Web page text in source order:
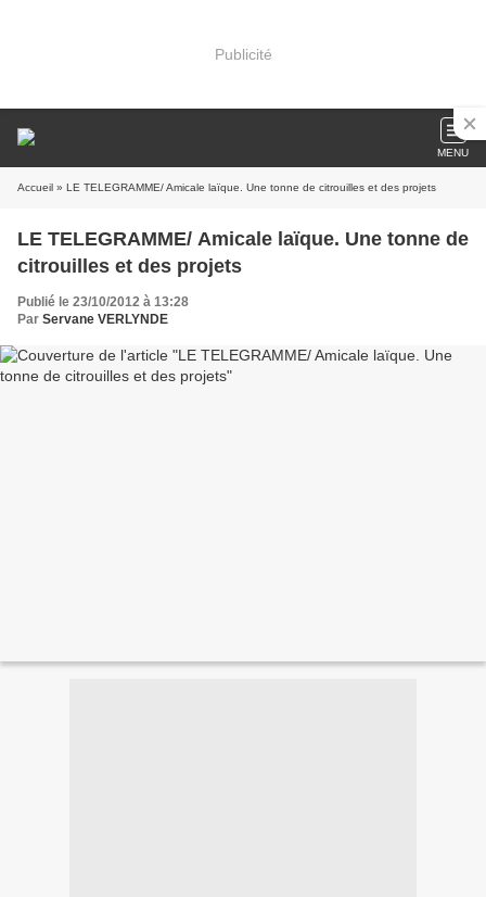
Publicité
MENU
Accueil » LE TELEGRAMME/ Amicale laïque. Une tonne de citrouilles et des projets
LE TELEGRAMME/ Amicale laïque. Une tonne de
citrouilles et des projets
Publié le 23/10/2012 à 13:28
Par Servane VERLYNDE